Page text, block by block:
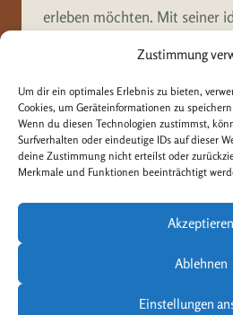
Zustimmung
Um dir ein optimales Erlebnis zu bieten,
Cookies, um Geräteinformationen zu
Wenn du diesen Technologien zustimmst,
Surfverhalten oder eindeutige IDs auf dieser
deine Zustimmung nicht erteilst oder
Merkmale und Funktionen beeinträchtigt
Akzeptieren
Ablehnen
Einstellungen
erleben möchten. Mit seiner
HOCHZEIT
© 2026 Löffler Design &
Impressum